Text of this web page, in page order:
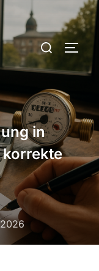
Suchen
nach:
in
korrekte